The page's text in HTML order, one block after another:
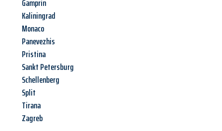
Gamprin
Kaliningrad
Monaco
Panevezhis
Pristina
Sankt Petersburg
Schellenberg
Split
Tirana
Zagreb